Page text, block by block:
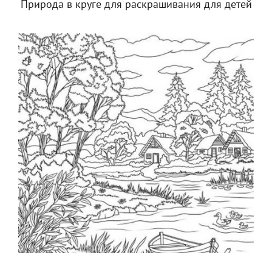
Природа в круге для раскрашивания для детей